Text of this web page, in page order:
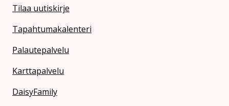
Tilaa uutiskirje
Tapahtumakalenteri
Palautepalvelu
Karttapalvelu
DaisyFamily